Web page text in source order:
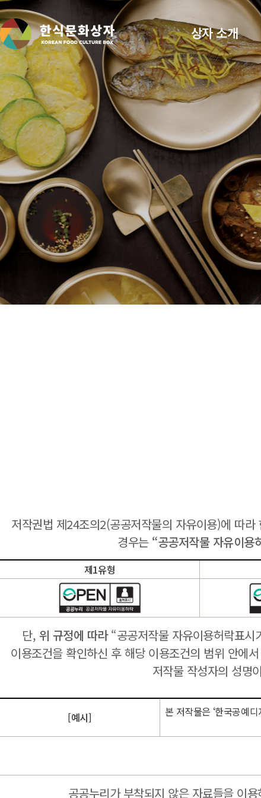
상자 소개
저작권법 제24조의2(공공저작물의 자유이용)에 따
경우는 “공공저작물 자유이용
제1유형
단, 위 규정에 따라“공공저작물 자유이용허락표시
이용조건을 확인하신 후 해당 이용조건의 범위 안에
저작물 작성자의 성명
[예시]
본 저작물은 ‘한국공예
공공누리가 부착되지 않은 자료들을 이